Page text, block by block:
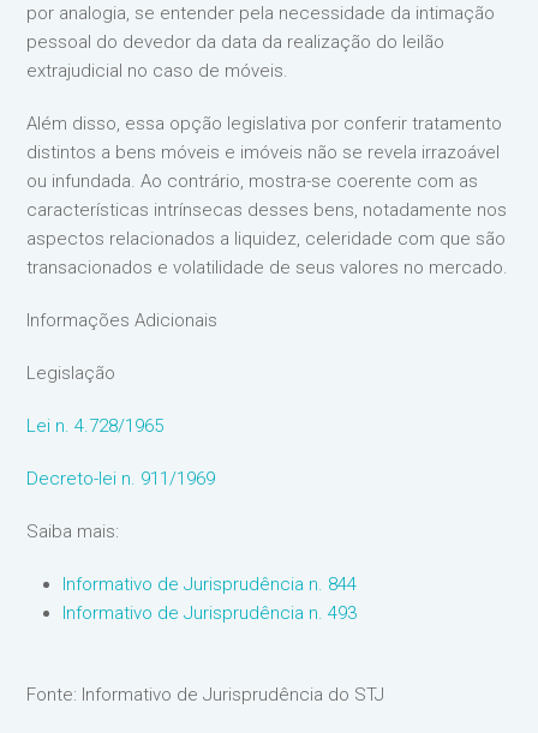
por analogia, se entender pela necessidade da intimação
pessoal do devedor da data da realização do leilão
extrajudicial no caso de móveis.
Além disso, essa opção legislativa por conferir tratamento
distintos a bens móveis e imóveis não se revela irrazoável
ou infundada. Ao contrário, mostra-se coerente com as
características intrínsecas desses bens, notadamente nos
aspectos relacionados a liquidez, celeridade com que são
transacionados e volatilidade de seus valores no mercado.
Informações Adicionais
Legislação
Lei n. 4.728/1965
Decreto-lei n. 911/1969
Saiba mais:
Informativo de Jurisprudência n. 844
Informativo de Jurisprudência n. 493
Fonte: Informativo de Jurisprudência do STJ